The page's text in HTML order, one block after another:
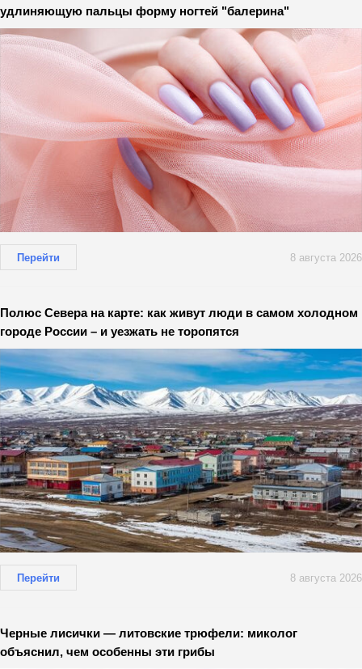
удлиняющую пальцы форму ногтей "балерина"
Перейти 8 августа 2026
Полюс Севера на карте: как живут люди в самом холодном
городе России – и уезжать не торопятся
Перейти 8 августа 2026
Черные лисички — литовские трюфели: миколог
объяснил, чем особенны эти грибы